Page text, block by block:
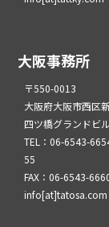
大阪事務所
〒550-0013
大阪府大阪市西区
四ツ橋グランドビル
TEL：06-6543-
55
FAX：06-6543-
info[at]tatosa.com